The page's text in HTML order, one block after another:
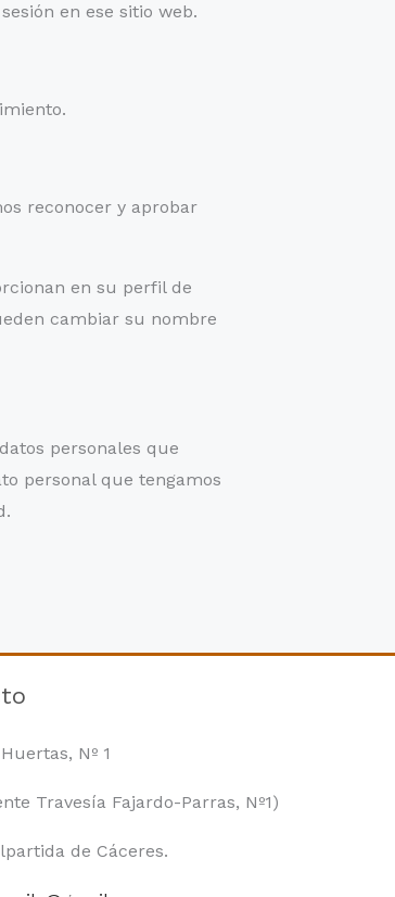
en ese sitio web.
reconocer y aprobar
en su perfil de
cambiar su nombre
personales que
personal que tengamos
Nº 1
Travesía Fajardo-Parras, Nº1)
de Cáceres.